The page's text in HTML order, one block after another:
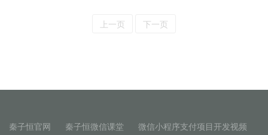
上一页 下一页
秦子恒官网 秦子恒微信课堂 微信小程序支付项目开发视频